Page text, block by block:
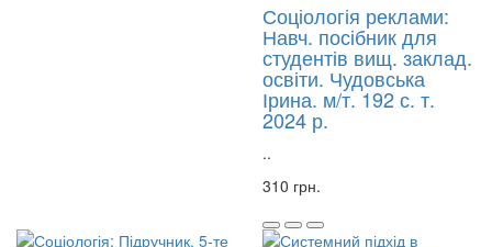
Соціологія реклами:
Навч. посібник для
студентів вищ. заклад.
освіти. Чудовська
Ірина. м/т. 192 с. т.
2024 р.
..
310 грн.